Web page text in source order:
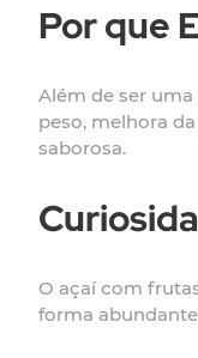
Por que
Além de ser
peso, melhora
saborosa.
O açaí com
forma